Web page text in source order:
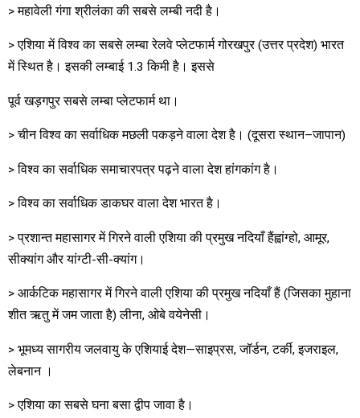
> महावेली गंगा श्रीलंका की सबसे लम्बी नदी है।
> एशिया में विश्व का सबसे लम्बा रेलवे प्लेटफार्म गोरखपुर (उत्तर प्रदेश) भारत
में स्थित है। इसकी लम्बाई 1.3 किमी है। इससे
पूर्व खड़गपुर सबसे लम्बा प्लेटफार्म था।
> चीन विश्व का सर्वाधिक मछली पकड़ने वाला देश है। (दूसरा स्थान–जापान)
> विश्व का सर्वाधिक समाचारपत्र पढ़ने वाला देश हांगकांग है।
> विश्व का सर्वाधिक डाकघर वाला देश भारत है।
> प्रशान्त महासागर में गिरने वाली एशिया की प्रमुख नदियाँ हैंह्वांग्हो, आमूर,
सीक्यांग और यांग्टी-सी-क्यांग।
> आर्कटिक महासागर में गिरने वाली एशिया की प्रमुख नदियाँ हैं (जिसका मुहाना
शीत ऋतु में जम जाता है) लीना, ओबे वयेनेसी।
> भूमध्य सागरीय जलवायु के एशियाई देश—साइप्रस, जॉर्डन, टर्की, इजराइल,
लेबनान ।
> एशिया का सबसे घना बसा द्वीप जावा है।